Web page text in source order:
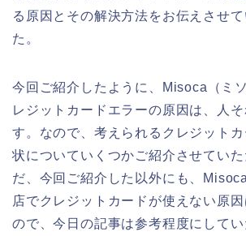
る原因とその解決方法をお伝えさせ
た。
今回ご紹介したように、Misoca（ミ
レジットカードエラーの原因は、人そ
す。なので、考えられるクレジット
状についていくつかご紹介させてい
だ、今回ご紹介した以外にも、
店でクレジットカードが使えない原
ので、今日の記事は参考程度にして